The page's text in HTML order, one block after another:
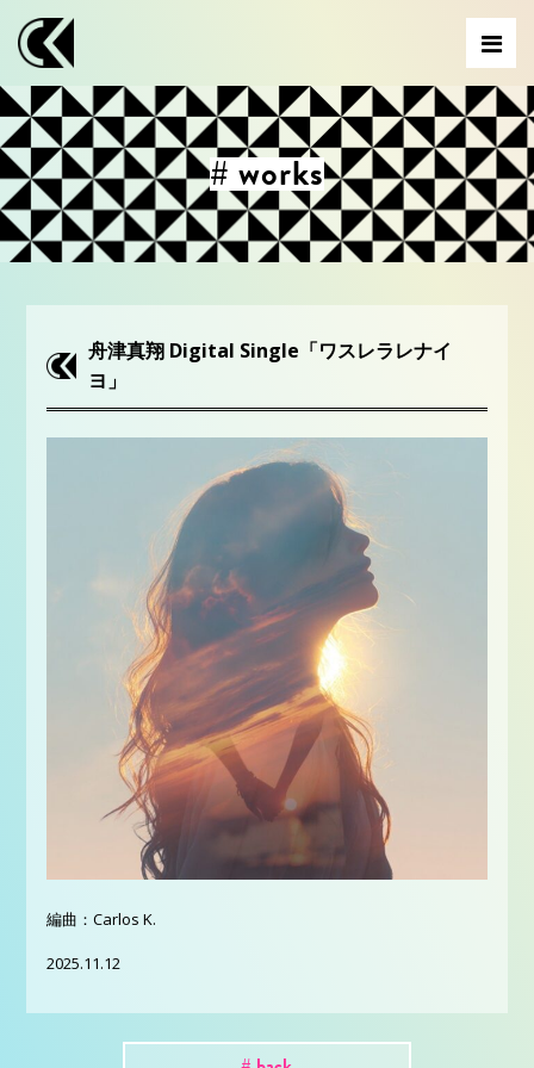
# works
舟津真翔 Digital Single「ワスレラレナイ
ヨ」
編曲：Carlos K.
⁡2025.11.12